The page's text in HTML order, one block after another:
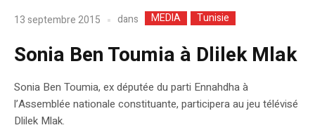
13 septembre 2015 dans MEDIA Tunisie
Sonia Ben Toumia à Dlilek Mlak
Sonia Ben Toumia, ex députée du parti Ennahdha à
l’Assemblée nationale constituante, participera au jeu télévisé
Dlilek Mlak.